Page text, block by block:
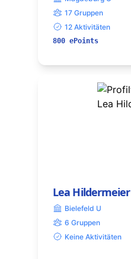
17 Gruppen
12 Aktivitäten
800 ePoints
Lea Hildermeier
Bielefeld U
6 Gruppen
Keine Aktivitäten